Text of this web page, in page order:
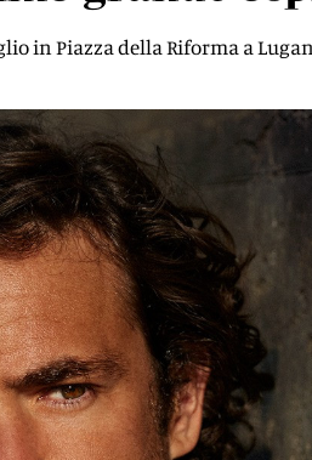
in Piazza della Riforma a